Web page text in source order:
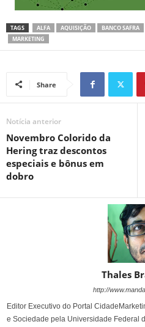
TAGS ALFA AQUISIÇÃO BANCO SAFRA
MARKETING
Share
Notícia anterior
Novembro Colorido da
Hering traz descontos
especiais e bônus em
dobro
Thales
http://
Editor Executivo do Portal
e Sociedade pela Universidade Federal